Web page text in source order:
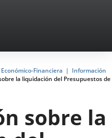
Financiera
Información
la liquidación del Presupuestos de
sobre la